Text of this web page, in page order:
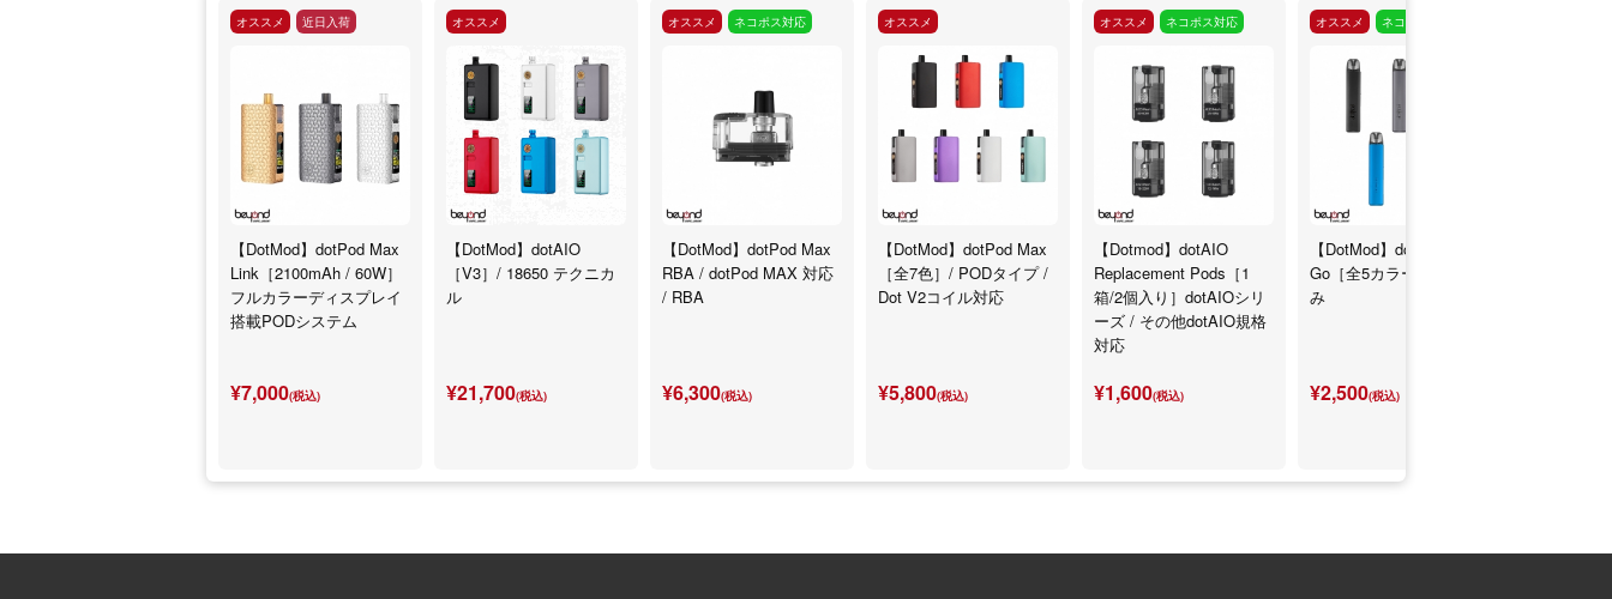
オススメ 近日入荷
【DotMod】dotPod Max
Link［2100mAh / 60W］
フルカラーディスプレイ
搭載PODシステム
¥7,000(税込)
オススメ
【DotMod】dotAIO
［V3］/ 18650 テクニカ
ル
¥21,700(税込)
オススメ ネコポス対応
【DotMod】dotPod Max
RBA / dotPod MAX 対応
/ RBA
¥6,300(税込)
オススメ
【DotMod】dotPod Max
［全7色］/ PODタイプ /
Dot V2コイル対応
¥5,800(税込)
オススメ ネコポス対応
【Dotmod】dotAIO
Replacement Pods［1
箱/2個入り］dotAIOシリ
ーズ / その他dotAIO規格
対応
¥1,600(税込)
オススメ ネコポス対応
【DotMod】dotPod
Go［全5カラー］本体の
み
¥2,500(税込)